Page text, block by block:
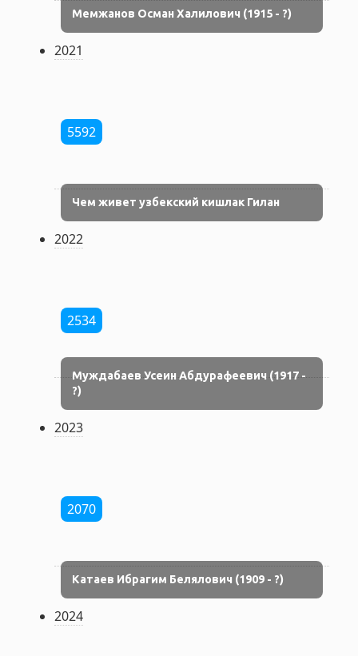
Мемжанов Осман Халилович (1915 - ?)
2021
5592
Чем живет узбекский кишлак Гилан
2022
2534
Муждабаев Усеин Абдурафеевич (1917 -
?)
2023
2070
Катаев Ибрагим Белялович (1909 - ?)
2024